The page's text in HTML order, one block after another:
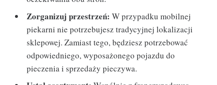
Zorganizuj przestrzeń: W przypadku mobilnej
piekarni nie potrzebujesz tradycyjnej lokalizacji
sklepowej. Zamiast tego, będziesz potrzebować
odpowiedniego, wyposażonego pojazdu do
pieczenia i sprzedaży pieczywa.